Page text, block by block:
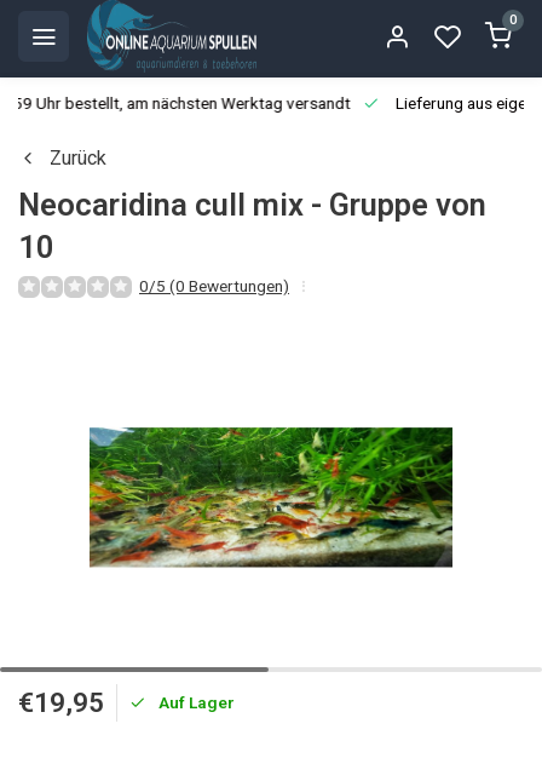
0
Uhr bestellt, am nächsten Werktag versandt Lieferung aus
Zurück
Neocaridina cull mix - Gruppe von
10
0/5 (0 Bewertungen)
€19,95 Auf Lager